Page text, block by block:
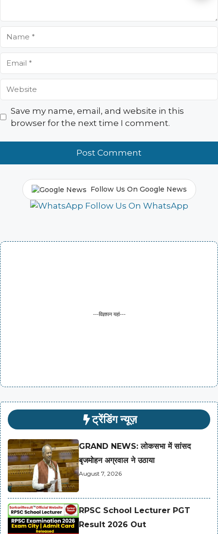
Save my name, email, and website in this
browser for the next time I comment.
Follow Us On Google News
Follow Us On WhatsApp
---विज्ञापन यहां---
ट्रेंडिंग न्यूज़
GRAND NEWS: लोकसभा में सांसद
बृजमोहन अग्रवाल ने उठाया
August 7, 2026
RPSC School Lecturer PGT
Result 2026 Out